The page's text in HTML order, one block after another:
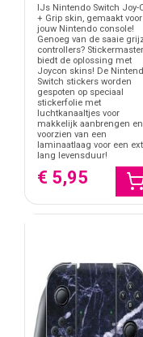
IJs Nintendo Switch Joy-
+ Grip skin, gemaakt voor
jouw Nintendo console!
Genoeg van de saaie
controllers? Stickermaster
biedt de oplossing met
Joycon skins! De
Switch stickers worden
gespoten op speciaal
stickerfolie met
luchtkanaaltjes voor
makkelijk aanbrengen en
voorzien van een
laminaatlaag voor een
lang levensduur!
€ 5,95